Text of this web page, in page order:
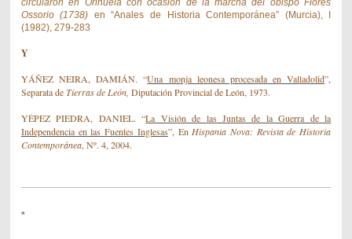
circularon en Orihuela con ocasión de la marcha del obispo Flores
Ossorio (1738) en “Anales de Historia Contemporánea” (Murcia), I
(1982), 279-283
Y
YÁÑEZ NEIRA,DAMIÁN. “Una monja leonesa procesada en Valladolid”,
Separata deTierrasde León, Diputación Provincial de León, 1973.
YÉPEZ PIEDRA, DANIEL. “La Visión de las Juntas de la Guerra de la
Independencia en las Fuentes Inglesas”, En Hispania Nova: Revista de Historia
Contemporánea, Nº. 4, 2004.
*